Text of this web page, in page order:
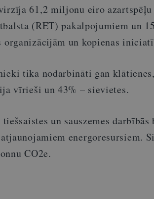
61,2 miljonu eiro
(RET) pakalpojumiem un
organizācijām un kopienas
tika nodarbināti gan
vīrieši un 43% – sievietes.
un sauszemes
energoresursiem.
CO2e.